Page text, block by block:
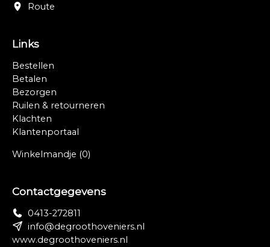
Route
Links
Bestellen
Betalen
Bezorgen
Ruilen & retourneren
Klachten
Klantenportaal
Winkelmandje (0)
Contactgegevens
0413-272811
info@degroothoveniers.nl
www.degroothoveniers.nl